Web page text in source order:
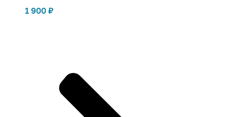
1 900 ₽